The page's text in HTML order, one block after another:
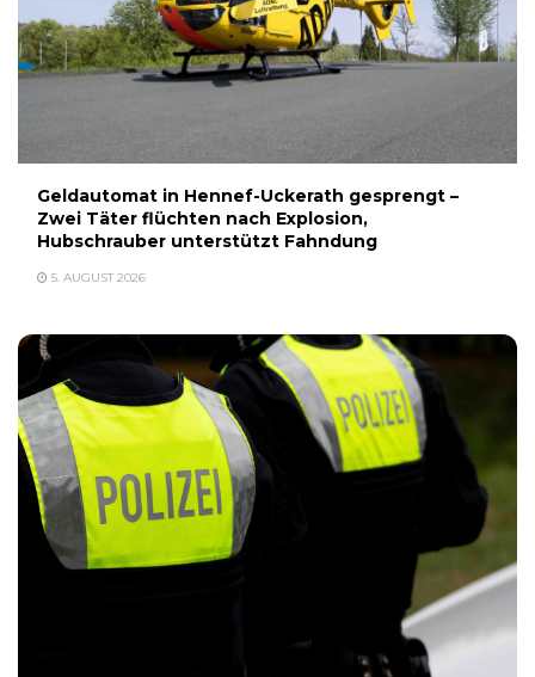
Geldautomat in Hennef-Uckerath gesprengt –
Zwei Täter flüchten nach Explosion,
Hubschrauber unterstützt Fahndung
5. AUGUST 2026